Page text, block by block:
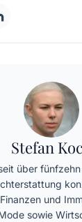
Stefan
über
und
sowie